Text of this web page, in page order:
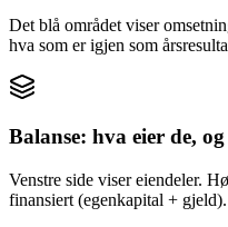
Det blå området viser
hva som er igjen som
Balanse: hva eier de,
Venstre side viser eiendeler.
finansiert (egenkapital +